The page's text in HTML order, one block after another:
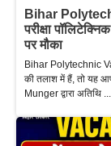
Bihar
परीक्षा
पर मौका
Bihar Polytechnic
की तलाश में हैं, तो यह
Munger द्वारा अतिथि ...